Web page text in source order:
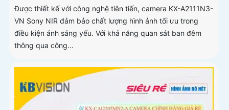
Được thiết kế với công nghệ tiên tiến, camera KX-A2111N3-
VN Sony NIR đảm bảo chất lượng hình ảnh tối ưu trong
điều kiện ánh sáng yếu. Với khả năng quan sát ban đêm
thông qua công...